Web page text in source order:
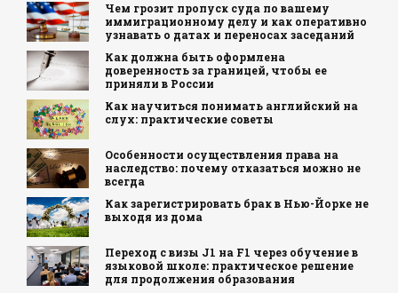
Чем грозит пропуск суда по вашему
иммиграционному делу и как оперативно
узнавать о датах и переносах заседаний
Как должна быть оформлена
доверенность за границей, чтобы ее
приняли в России
Как научиться понимать английский на
слух: практические советы
Особенности осуществления права на
наследство: почему отказаться можно не
всегда
Как зарегистрировать брак в Нью-Йорке не
выходя из дома
Переход с визы J1 на F1 через обучение в
языковой школе: практическое решение
для продолжения образования